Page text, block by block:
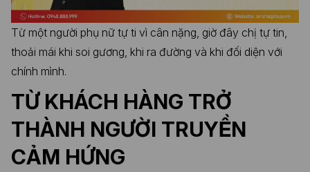
Từ một người phụ nữ tự ti vì cân nặng, giờ đây chị tự tin,
thoải mái khi soi gương, khi ra đường và khi đối diện với
chính mình.
TỪ KHÁCH HÀNG TRỞ
THÀNH NGƯỜI TRUYỀN
CẢM HỨNG